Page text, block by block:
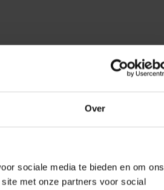
Over
sociale media te bieden en om ons
met onze partners voor social